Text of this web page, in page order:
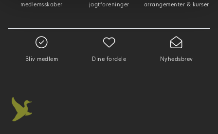
Bliv medlem Dine fordele Nyhedsbrev
medlemsskaber jagtforeninger arrangementer & kurser